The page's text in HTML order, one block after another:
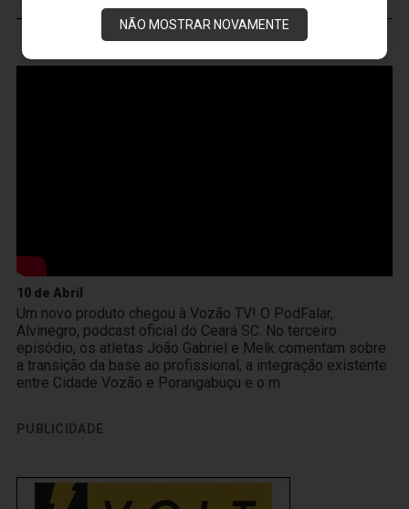
NÃO MOSTRAR NOVAMENTE
10 de Abril
Um novo produto chegou à Vozão TV! O PodFalar,
Alvinegro, podcast oficial do Ceará SC. No terceiro
episódio, os atletas João Gabriel e Melk comentam sobre
a transição da base ao profissional, a integração existente
entre Cidade Vozão e Porangabuçu e o m
PUBLICIDADE